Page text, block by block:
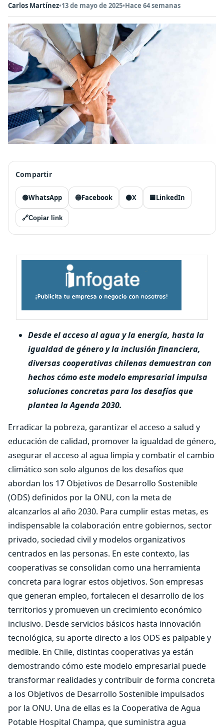
Carlos Martínez•13 de mayo de 2025•Hace 64 semanas
Compartir
🟢WhatsApp 🔵Facebook ⚫X 🟦LinkedIn
🔗Copiar link
Desde el acceso al agua y la energía, hasta la
igualdad de género y la inclusión financiera,
diversas cooperativas chilenas demuestran con
hechos cómo este modelo empresarial impulsa
soluciones concretas para los desafíos que
plantea la Agenda 2030.
Erradicar la pobreza, garantizar el acceso a salud y
educación de calidad, promover la igualdad de género,
asegurar el acceso al agua limpia y combatir el cambio
climático son solo algunos de los desafíos que
abordan los 17 Objetivos de Desarrollo Sostenible
(ODS) definidos por la ONU, con la meta de
alcanzarlos al año 2030. Para cumplir estas metas, es
indispensable la colaboración entre gobiernos, sector
privado, sociedad civil y modelos organizativos
centrados en las personas. En este contexto, las
cooperativas se consolidan como una herramienta
concreta para lograr estos objetivos. Son empresas
que generan empleo, fortalecen el desarrollo de los
territorios y promueven un crecimiento económico
inclusivo. Desde servicios básicos hasta innovación
tecnológica, su aporte directo a los ODS es palpable y
medible. En Chile, distintas cooperativas ya están
demostrando cómo este modelo empresarial puede
transformar realidades y contribuir de forma concreta
a los Objetivos de Desarrollo Sostenible impulsados
por la ONU. Una de ellas es la Cooperativa de Agua
Potable Hospital Champa, que suministra agua